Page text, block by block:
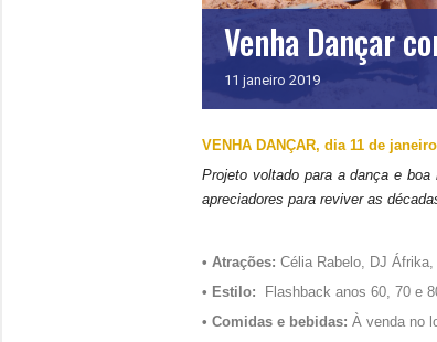
Venha Dançar
11 janeiro 2019
VENHA DANÇAR, dia 11 de
Projeto voltado para a dança e
apreciadores para reviveras
• Atrações: Célia Rabelo, DJ
• Estilo:
Flashback anos 60, 70 e
• Comidas e bebidas: À venda no